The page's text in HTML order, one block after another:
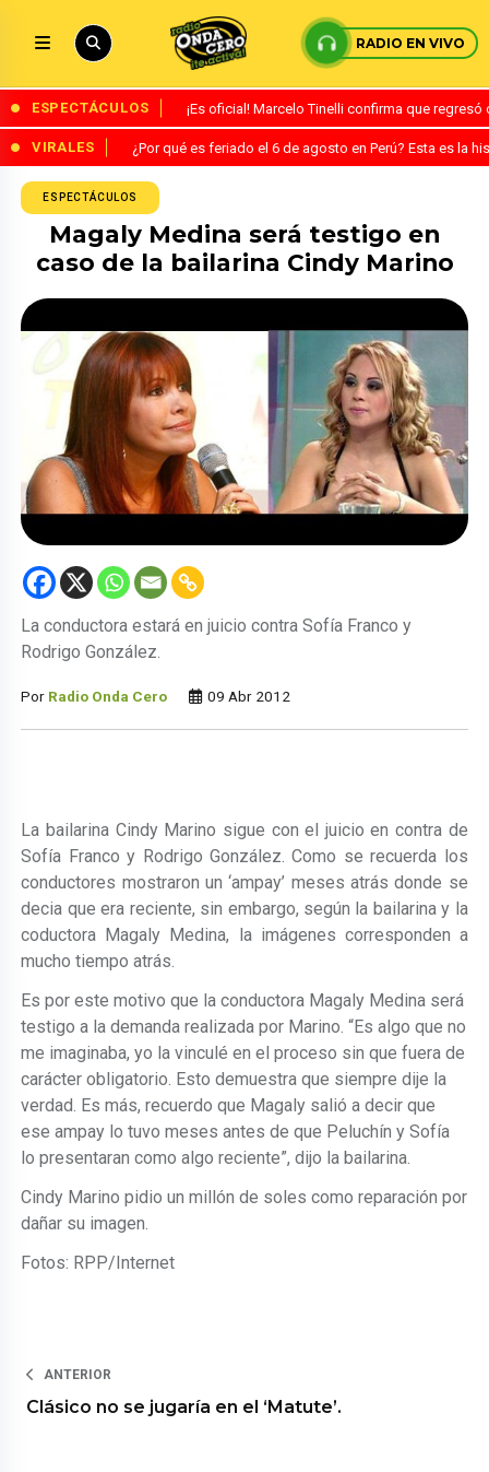
RADIO EN VIVO
ESPECTÁCULOS ¡Es oficial! Marcelo Tinelli confirma que
VIRALES ¿Por qué es feriado el 6 de agosto en Perú? Esta es la
ESPECTÁCULOS
Magaly Medina será testigo en
caso de la bailarina Cindy Marino
La conductora estará en juicio contra Sofía Franco y
Rodrigo González.
Por Radio Onda Cero 09 Abr 2012
La bailarina Cindy Marino sigue con el juicio en contra de
Sofía Franco y Rodrigo González. Como se recuerda los
conductores mostraron un ‘ampay’ meses atrás donde se
decia que era reciente, sin embargo, según la bailarina y la
coductora Magaly Medina, la imágenes corresponden a
mucho tiempo atrás.
Es por este motivo que la conductora Magaly Medina será
testigo a la demanda realizada por Marino. “Es algo que no
me imaginaba, yo la vinculé en el proceso sin que fuera de
carácter obligatorio. Esto demuestra que siempre dije la
verdad. Es más, recuerdo que Magaly salió a decir que
ese ampay lo tuvo meses antes de que Peluchín y Sofía
lo presentaran como algo reciente”, dijo la bailarina.
Cindy Marino pidio un millón de soles como reparación por
dañar su imagen.
Fotos: RPP/Internet
ANTERIOR
Clásico no se jugaría en el ‘Matute’.